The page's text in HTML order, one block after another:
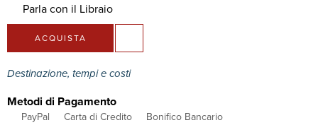
Parla con il Libraio
ACQUISTA
Destinazione, tempi e costi
Metodi di Pagamento
PayPal Carta di Credito
Bonifico Bancario